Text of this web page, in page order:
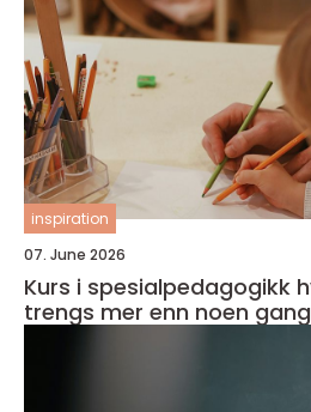
inspiration
07. June 2026
Kurs i spesialpedagogikk hvorfor kunnskapen
trengs mer enn noen gang